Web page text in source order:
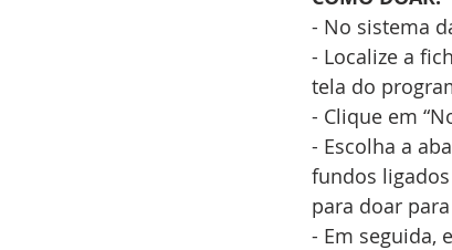
- No sistema
- Localize a
tela do
- Clique em
- Escolha a
fundos ligados
para doar
- Em seguida,